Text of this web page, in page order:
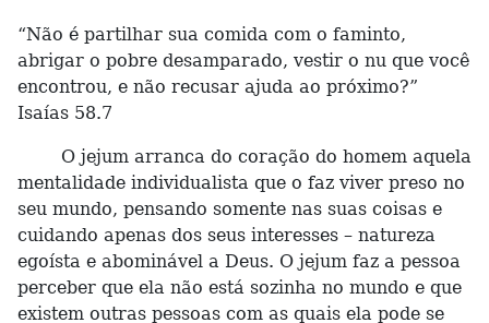
“Não é partilhar sua comida com o faminto,
abrigar o pobre desamparado, vestir o nu que você
encontrou, e não recusar ajuda ao próximo?”
Isaías 58.7
O jejum arranca do coração do homem aquela
mentalidade individualista que o faz viver preso no
seu mundo, pensando somente nas suas coisas e
cuidando apenas dos seus interesses – natureza
egoísta e abominável a Deus. O jejum faz a pessoa
perceber que ela não está sozinha no mundo e que
existem outras pessoas com as quais ela pode se